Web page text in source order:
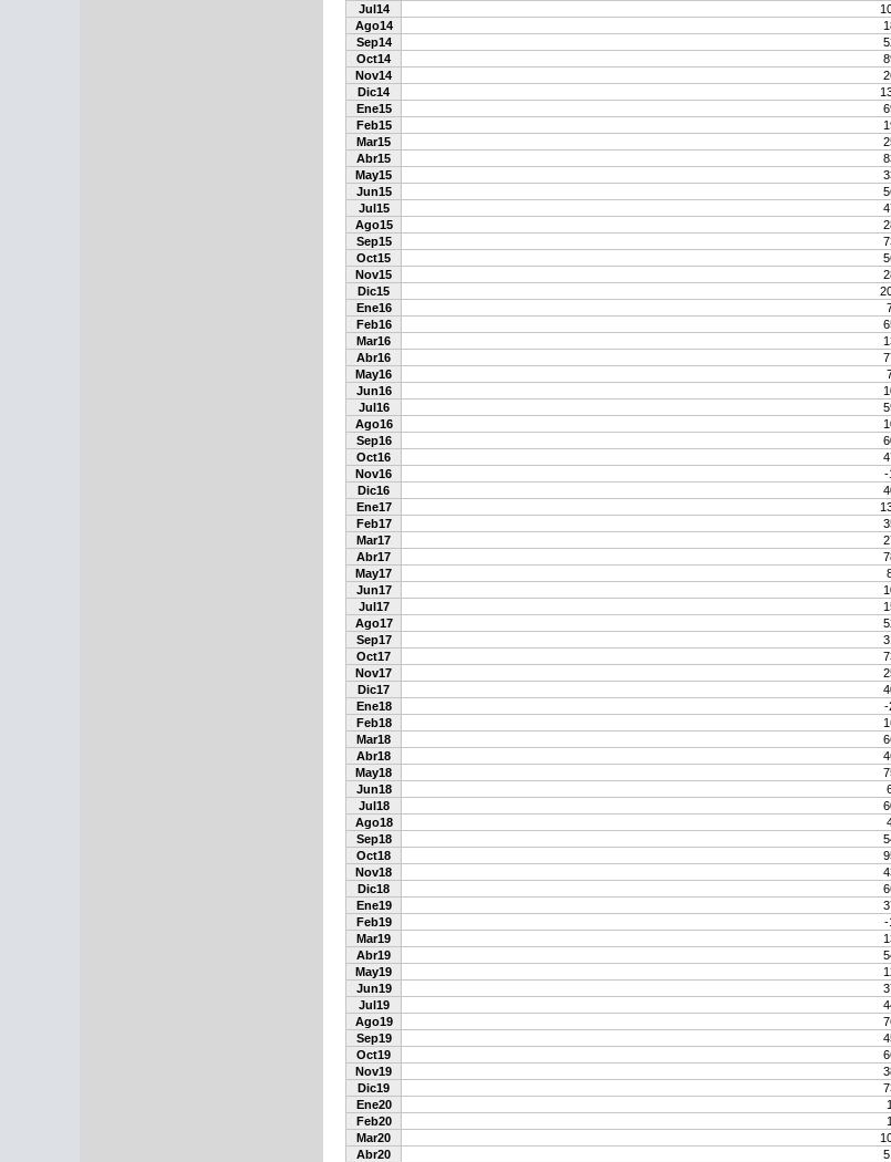
Jul14
Ago14
Sep14
Oct14
Nov14
Dic14
Ene15
Feb15
Mar15
Abr15
May15
Jun15
Jul15
Ago15
Sep15
Oct15
Nov15
Dic15
Ene16
Feb16
Mar16
Abr16
May16
Jun16
Jul16
Ago16
Sep16
Oct16
Nov16
-
Dic16
Ene17
Feb17
Mar17
Abr17
May17
Jun17
Jul17
Ago17
Sep17
Oct17
Nov17
Dic17
Ene18
-
Feb18
Mar18
Abr18
May18
Jun18
Jul18
Ago18
Sep18
Oct18
Nov18
Dic18
Ene19
Feb19
-
Mar19
Abr19
May19
Jun19
Jul19
Ago19
Sep19
Oct19
Nov19
Dic19
Ene20
Feb20
Mar20
Abr20